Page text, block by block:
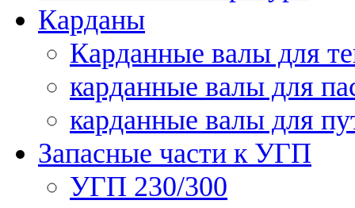
Карданы
Карданные валы для
карданные валы для
карданные валы для
Запасные части к УГП
УГП 230/300